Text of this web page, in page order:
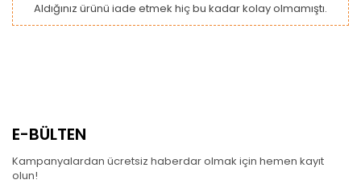
Aldığınız ürünü iade etmek hiç bu kadar kolay olmamıştı.
E-BÜLTEN
Kampanyalardan ücretsiz haberdar olmak için hemen kayıt
olun!